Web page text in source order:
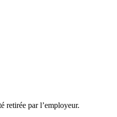
retirée par l’employeur.